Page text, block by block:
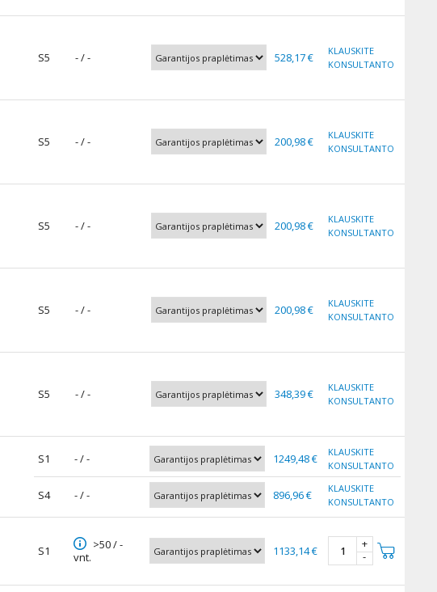
S5 - / - 528,17 €
KLAUSKITE
KONSULTANTO
S5 - / - 200,98 €
KLAUSKITE
KONSULTANTO
S5 - / - 200,98 €
KLAUSKITE
KONSULTANTO
S5 - / - 200,98 €
KLAUSKITE
KONSULTANTO
S5 - / - 348,39 €
KLAUSKITE
KONSULTANTO
S1 - / - 1249,48 €
KLAUSKITE
KONSULTANTO
S4 - / - 896,96 €
KLAUSKITE
KONSULTANTO
S1
>50 / -
vnt.
1133,14 €
+
-